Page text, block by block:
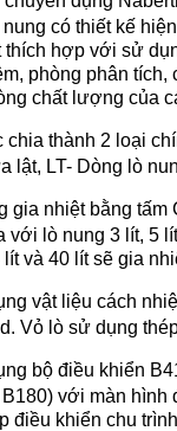
nung có thiết kế
thích hợp với sử
phòng phân tích,
chất lượng của
chia thành 2 loại
lật, LT- Dòng lò
gia nhiệt bằng tấm
với lò nung 3 lít, 5
lít và 40 lít sẽ gia
vật liệu cách
Vỏ lò sử dụng
bộ điều khiển
với màn hình
điều khiển chu